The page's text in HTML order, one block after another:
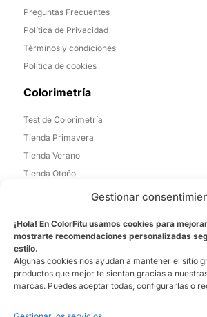
Gestionar
¡Hola! En ColorFitu usamos cookies para
mostrarte recomendaciones personalizadas
estilo.
Algunas cookies nos ayudan a mantener el sitio
productos que mejor te sientan gracias a
marcas. Puedes aceptar todas, configurarlas o
Preguntas Frecuentes
Política de Privacidad
Términos y condiciones
Política de cookies
Colorimetría
Test de Colorimetría
Tienda Primavera
Tienda Verano
Tienda Otoño
Informacion de Contacto
Madrid, España
Email: laura@colorfitu.com
Sobre Nosotros